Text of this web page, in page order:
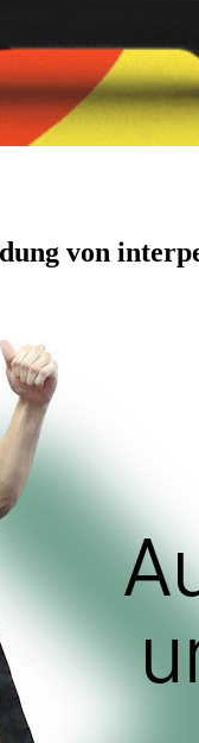
von